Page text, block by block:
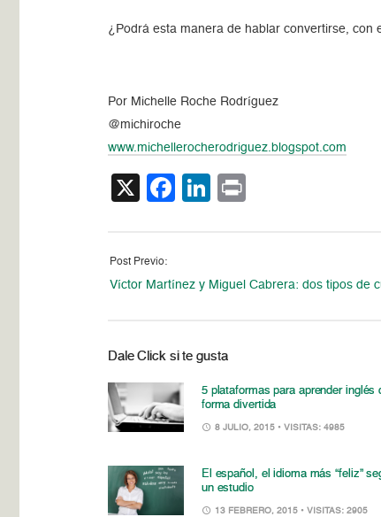
¿Podrá esta manera de hablar convertirse, con
Por Michelle Roche Rodríguez
@michiroche
www.michellerocherodriguez. blogspot.com
X Facebook
LinkedIn
Post Previo:
Víctor Martínez y Miguel Cabrera: dos tipos de
Dale Click si te gusta
5 plataformas para aprender inglés
forma divertida
8 JULIO, 2015 • VISITAS: 4985
El español, el idioma más “feliz”
un estudio
13 FEBRERO, 2015 • VISITAS: 2905